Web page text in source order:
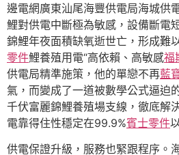
邊電網廣東汕尾海豐供電局海城供
鯉對供電中斷極為敏感，設備斷電
錦鯉年夜面積缺氧逝世亡，形成難
零件鯉養殖用電“高依賴、高敏感福
供電局精準施策，他的單戀不再藍
氣，而變成了一道被數學公式逼迫
千伏富麗錦鯉養殖場支線，徹底解
電靠得住性穩定在99.9%賓士零件
供電保證升級，服務也緊跟程序。